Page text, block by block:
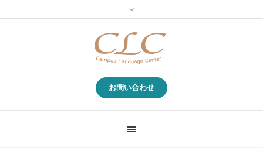
お問い合わせ